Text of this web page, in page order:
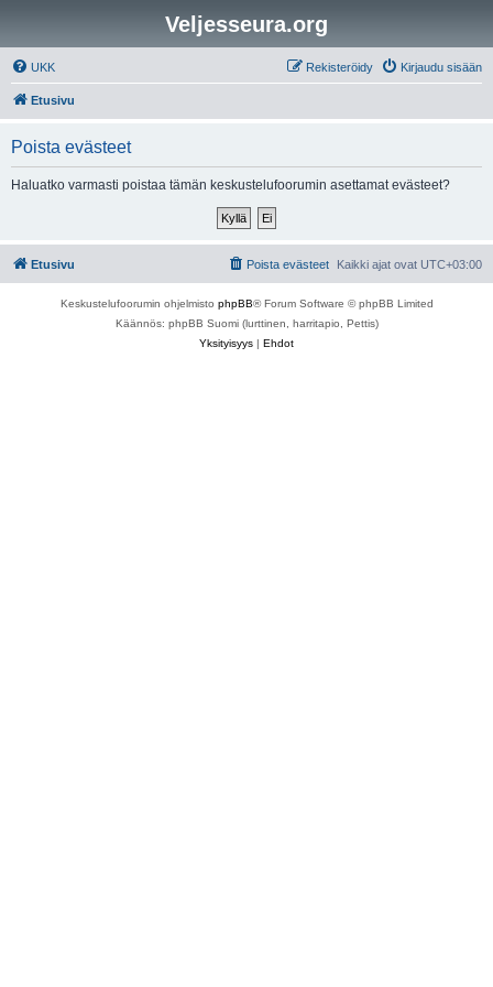
Veljesseura.org
UKK Kirjaudu sisään
Rekisteröidy
Etusivu
Poista evästeet
Haluatko varmasti poistaa tämän keskustelufoorumin asettamat evästeet?
Etusivu Kaikki ajat ovat UTC+03:00
Poista evästeet
Keskustelufoorumin ohjelmisto phpBB® Forum Software © phpBB Limited
Käännös: phpBB Suomi (lurttinen, harritapio, Pettis)
Yksityisyys | Ehdot